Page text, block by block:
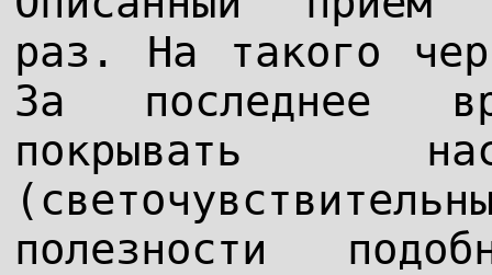
раз. На такого
За последнее
покрывать
полезности